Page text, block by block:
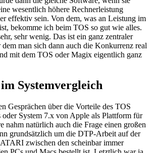
wesentlich höhere Rechnerleistung
effektiv sein. Von dem, was an Leistung im
bekomme ich beim TOS so gut wie alles.
sehr wenig. Das ist ein ganz zentraler
man sich dann auch die Konkurrenz real
mit dem TOS oder Magix eigentlich ganz
Systemvergleich
Gesprächen über die Vorteile des TOS
oder System 7.x von Apple als Plattform für
nahm natürlich auch die Frage einen großen
grundsätzlich um die DTP-Arbeit auf der
zwischen den scheinbar immer